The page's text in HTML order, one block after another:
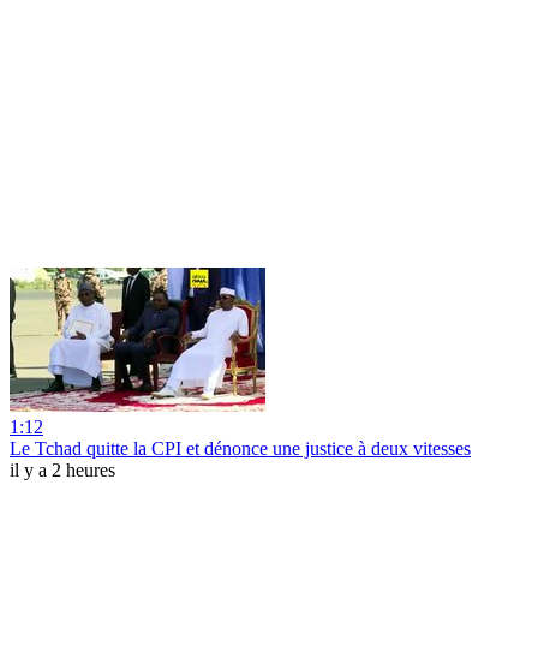
1:12
Le Tchad quitte la CPI et dénonce une justice à deux vitesses
il y a 2 heures